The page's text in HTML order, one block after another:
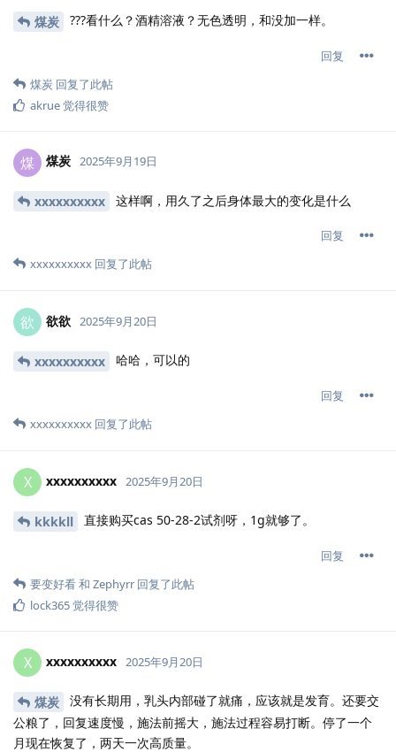
煤炭 ???看什么？酒精溶液？无色透明，和没加一样。
回复
煤炭 回复了此帖
akrue觉得很赞
煤 煤炭 2025年9月19日
xxxxxxxxxx 这样啊，用久了之后身体最大的变化是什么
回复
xxxxxxxxxx 回复了此帖
欲 欲欲 2025年9月20日
xxxxxxxxxx 哈哈，可以的
回复
xxxxxxxxxx 回复了此帖
X xxxxxxxxxx 2025年9月20日
kkkkll 直接购买cas 50-28-2试剂呀，1g就够了。
回复
要变好看和 Zephyrr 回复了此帖
lock365觉得很赞
X xxxxxxxxxx 2025年9月20日
煤炭
没有长期用，乳头内部碰了就痛，应该就是发育。还要交
公粮了，回复速度慢，施法前摇大，施法过程容易打断。停了一个
月现在恢复了，两天一次高质量。